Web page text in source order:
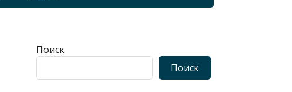
Поиск
Поиск